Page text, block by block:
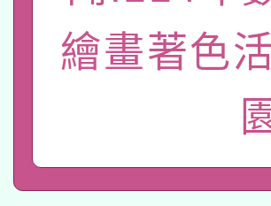
業技術研究院
用水績優單位
桃園市孔廟
開 智慧啟航」
2026年桃園
「2026桃園
適應運動共
本館辦理115
繪畫著色